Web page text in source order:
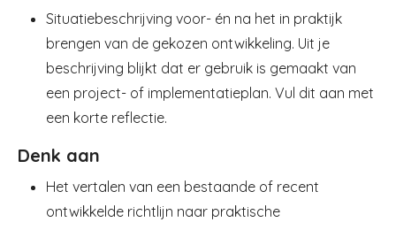
Situatiebeschrijving voor- én na het in praktijk
brengen van de gekozen ontwikkeling. Uit je
beschrijving blijkt dat er gebruik is gemaakt van
een project- of implementatieplan. Vul dit aan met
een korte reflectie.
Denk aan
Het vertalen van een bestaande of recent
ontwikkelde richtlijn naar praktische